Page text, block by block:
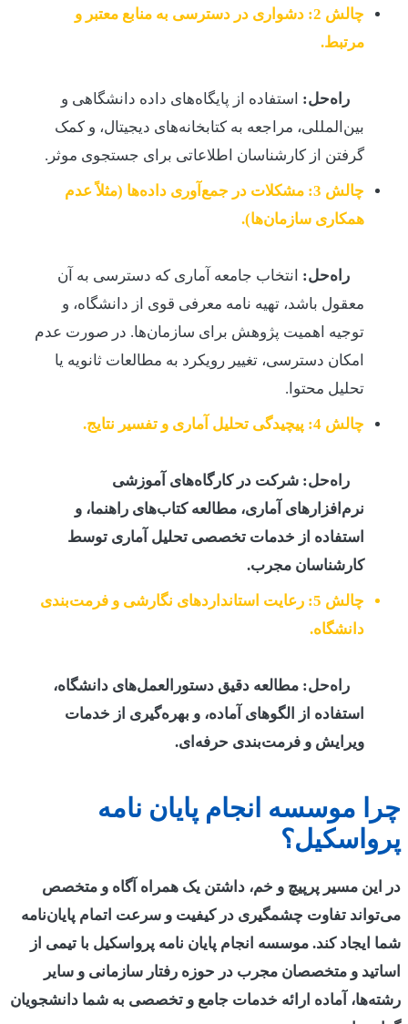
چالش 2: دشواری در دسترسی به منابع معتبر و
مرتبط.
راه‌حل: استفاده از پایگاه‌های داده دانشگاهی و
بین‌المللی، مراجعه به کتابخانه‌های دیجیتال، و کمک
گرفتن از کارشناسان اطلاعاتی برای جستجوی موثر.
چالش 3: مشکلات در جمع‌آوری داده‌ها (مثلاً عدم
همکاری سازمان‌ها).
راه‌حل: انتخاب جامعه آماری که دسترسی به آن
معقول باشد، تهیه نامه معرفی قوی از دانشگاه، و
توجیه اهمیت پژوهش برای سازمان‌ها. در صورت عدم
امکان دسترسی، تغییر رویکرد به مطالعات ثانویه یا
تحلیل محتوا.
چالش 4: پیچیدگی تحلیل آماری و تفسیر نتایج.
راه‌حل: شرکت در کارگاه‌های آموزشی
نرم‌افزارهای آماری، مطالعه کتاب‌های راهنما، و
استفاده از خدمات تخصصی تحلیل آماری توسط
کارشناسان مجرب.
چالش 5: رعایت استانداردهای نگارشی و فرمت‌بندی
دانشگاه.
راه‌حل: مطالعه دقیق دستورالعمل‌های دانشگاه،
استفاده از الگوهای آماده، و بهره‌گیری از خدمات
ویرایش و فرمت‌بندی حرفه‌ای.
چرا موسسه انجام پایان نامه
پرواسکیل؟
در این مسیر پرپیچ و خم، داشتن یک همراه آگاه و متخصص
می‌تواند تفاوت چشمگیری در کیفیت و سرعت اتمام پایان‌نامه
شما ایجاد کند. موسسه انجام پایان نامه پرواسکیل با تیمی از
اساتید و متخصصان مجرب در حوزه رفتار سازمانی و سایر
رشته‌ها، آماده ارائه خدمات جامع و تخصصی به شما دانشجویان